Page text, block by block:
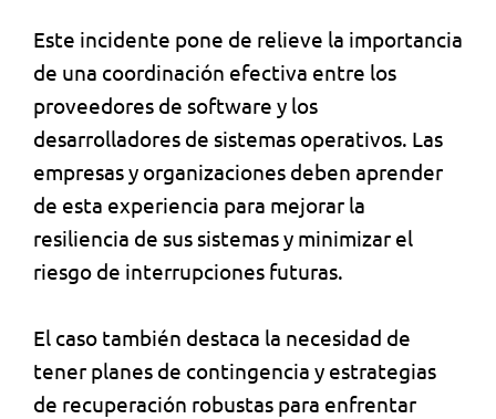
Este incidente pone de relieve la importancia
de una coordinación efectiva entre los
proveedores de software y los
desarrolladores de sistemas operativos. Las
empresas y organizaciones deben aprender
de esta experiencia para mejorar la
resiliencia de sus sistemas y minimizar el
riesgo de interrupciones futuras.
El caso también destaca la necesidad de
tener planes de contingencia y estrategias
de recuperación robustas para enfrentar